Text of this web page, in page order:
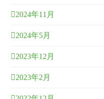
2024年11月
2024年5月
2023年12月
2023年2月